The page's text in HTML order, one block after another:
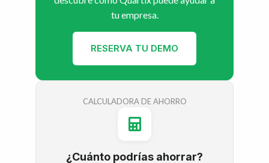
tu empresa.
RESERVA TU DEMO
CALCULADORA DE AHORRO
¿Cuánto podrías ahorrar?